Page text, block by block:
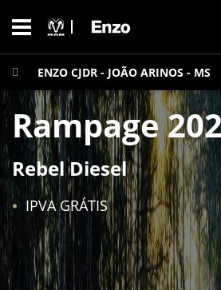
ENZO CJDR - JOÃO ARINOS - MS
Rampage
Rebel Diesel
IPVA GRÁTIS